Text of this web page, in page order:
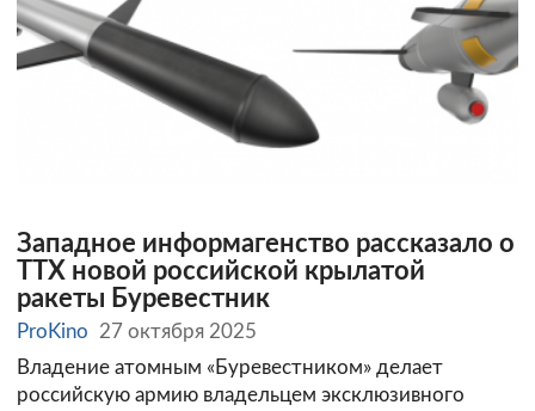
Западное информагенство рассказало о
ТТХ новой российской крылатой
ракеты Буревестник
ProKino
27 октября 2025
Владение атомным «Буревестником» делает
российскую армию владельцем эксклюзивного